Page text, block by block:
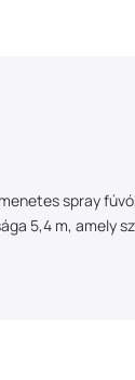
spray
5,4 m, amely